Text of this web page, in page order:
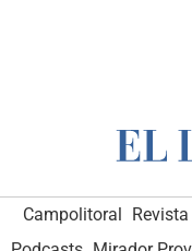
Campolitoral